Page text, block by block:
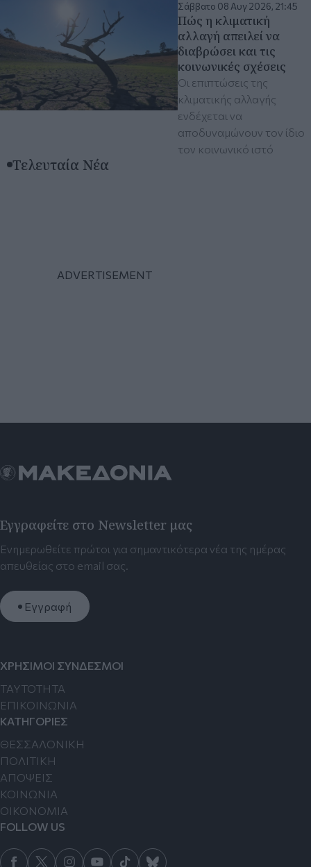
Σάββατο 08 Αυγ 2026, 21:45
Πώς η κλιματική
αλλαγή απειλεί να
διαβρώσει και τις
κοινωνικές σχέσεις
Οι επιπτώσεις της
κλιματικής αλλαγής
ενδέχεται να
αποδυναμώνουν τον ίδιο
τον κοινωνικό ιστό
Τελευταία Νέα
Εγγραφείτε στο Newsletter μας
Ενημερωθείτε πρώτοι για σημαντικότερα νέα της ημέρας
απευθείας στο email σας.
Εγγραφή
ΧΡΗΣΙΜΟΙ ΣΥΝΔΕΣΜΟΙ
TAYTOTHTA
ΕΠΙΚΟΙΝΩΝΙΑ
ΚΑΤΗΓΟΡΙΕΣ
ΘΕΣΣΑΛΟΝΙΚΗ
ΠΟΛΙΤΙΚΗ
ΑΠΟΨΕΙΣ
ΚΟΙΝΩΝΙΑ
ΟΙΚΟΝΟΜΙΑ
FOLLOW US